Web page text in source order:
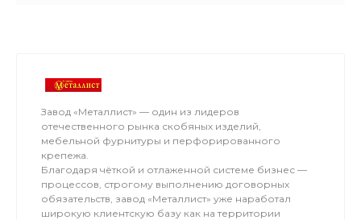
Завод «Металлист» — один из лидеров
отечественного рынка скобяных изделий,
мебельной фурнитуры и перфорированного
крепежа.
Благодаря чёткой и отлаженной системе бизнес —
процессов, строгому выполнению договорных
обязательств, завод «Металлист» уже наработал
широкую клиентскую базу как на территории